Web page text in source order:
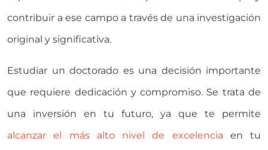
contribuir a ese campo a través de una investigación
original y significativa.
Estudiar un doctorado es una decisión importante
que requiere dedicación y compromiso. Se trata de
una inversión en tu futuro, ya que te permite
alcanzar el más alto nivel de excelencia en tu